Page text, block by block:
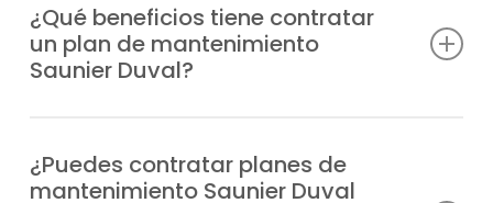
vez al año, aunque la frecuencia puede
variar según el uso del equipo y de la
puesta a punto que prefieras.
¿Qué beneficios tiene contratar
un plan de mantenimiento
Saunier Duval?
mejor equipo técnico, alargas la
durabilidad de tu sistema, ahorras en
¿Puedes contratar planes de
mantenimiento Saunier Duval